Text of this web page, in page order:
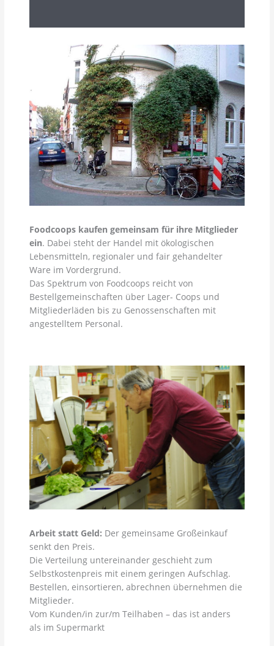
Foodcoops kaufen gemeinsam für ihre Mitglieder
ein. Dabei steht der Handel mit ökologischen
Lebensmitteln, regionaler und fair gehandelter
Ware im Vordergrund.
Das Spektrum von Foodcoops reicht von
Bestellgemeinschaften über Lager- Coops und
Mitgliederläden bis zu Genossenschaften mit
angestelltem Personal.
Arbeit statt Geld: Der gemeinsame Großeinkauf
senkt den Preis.
Die Verteilung untereinander geschieht zum
Selbstkostenpreis mit einem geringen Aufschlag.
Bestellen, einsortieren, abrechnen übernehmen die
Mitglieder.
Vom Kunden/in zur/m Teilhaben – das ist anders
als im Supermarkt